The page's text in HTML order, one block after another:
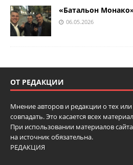
«Батальон
06.05.2026
ОТ РЕДАКЦИИ
Мнение авторов и редакции о тех
совпадать. Это касается всех
При использовании материалов
на источник обязательна.
РЕДАКЦИЯ